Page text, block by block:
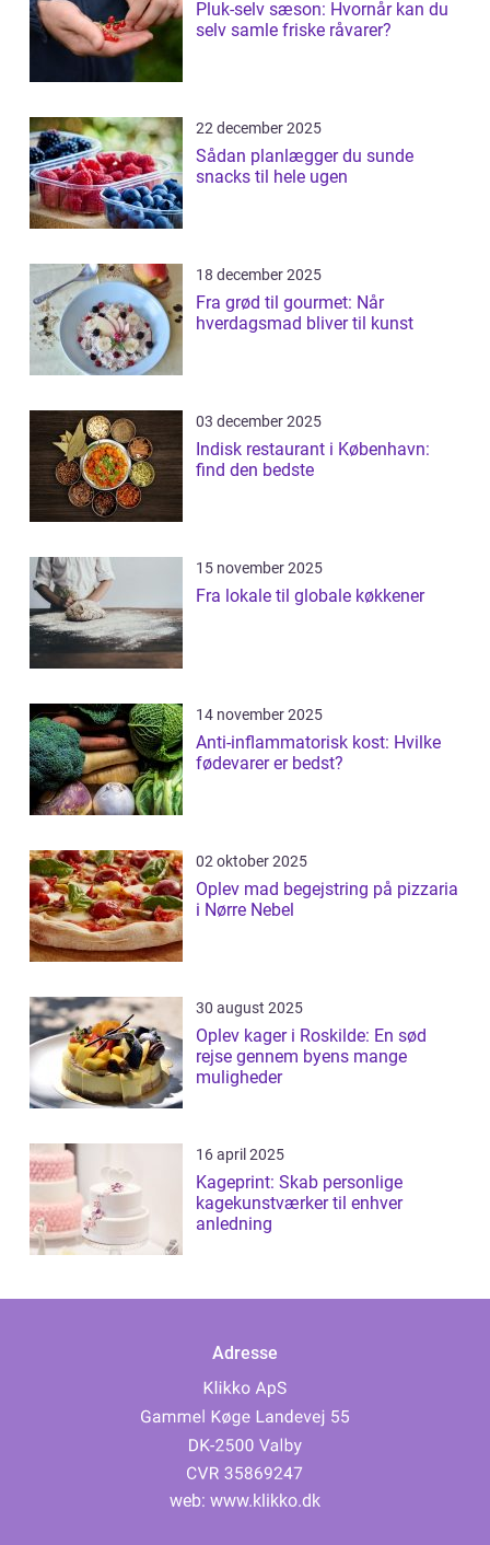
Pluk-selv sæson: Hvornår kan du
selv samle friske råvarer?
22 december 2025
Sådan planlægger du sunde
snacks til hele ugen
18 december 2025
Fra grød til gourmet: Når
hverdagsmad bliver til kunst
03 december 2025
Indisk restaurant i København:
find den bedste
15 november 2025
Fra lokale til globale køkkener
14 november 2025
Anti-inflammatorisk kost: Hvilke
fødevarer er bedst?
02 oktober 2025
Oplev mad begejstring på pizzaria
i Nørre Nebel
30 august 2025
Oplev kager i Roskilde: En sød
rejse gennem byens mange
muligheder
16 april 2025
Kageprint: Skab personlige
kagekunstværker til enhver
anledning
Adresse
web: www.klikko.dk